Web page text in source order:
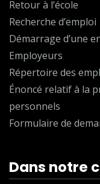
Retour à l’école
Recherche d’emploi
Démarrage d’une
Employeurs
Répertoire des
Énoncé relatif à la
personnels
Formulaire de
Dans notre